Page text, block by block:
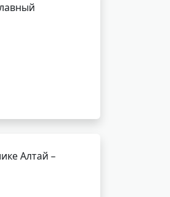
Алтай –